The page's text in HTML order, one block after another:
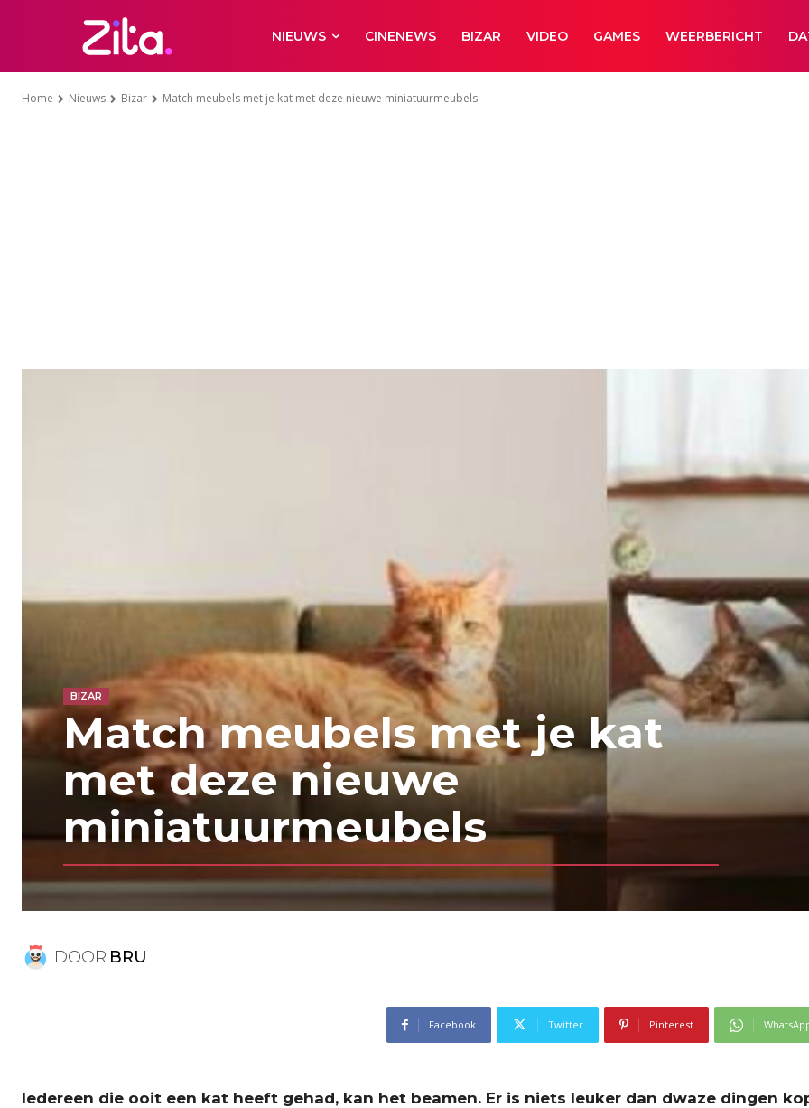
NIEUWS CINENEWS BIZAR VIDEO GAMES WEERBERICHT
Home Nieuws Bizar Match meubels met je kat met deze nieuwe miniatuurmeubels
BIZAR
Match meubels met je kat
met deze nieuwe
miniatuurmeubels
DOOR BRU
Facebook Twitter Pinterest
Iedereen die ooit een kat heeft gehad, kan het beamen. Er is niets leuker dan dwaze dingen